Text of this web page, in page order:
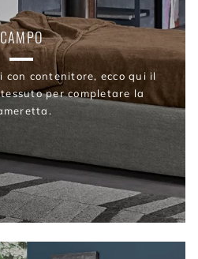
CAMPO
con contenitore, ecco qui il
per completare la